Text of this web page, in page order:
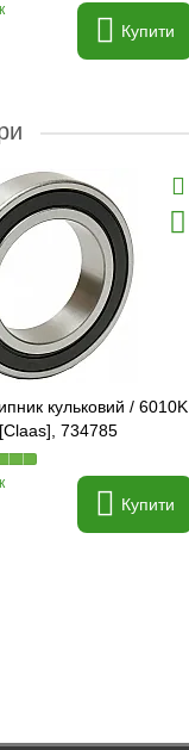
Купити
кульковий / 6010K
734785
Купити